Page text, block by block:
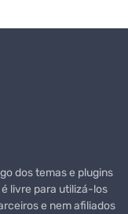
dos temas e plugins
livre para utilizá-los
e nem afiliados